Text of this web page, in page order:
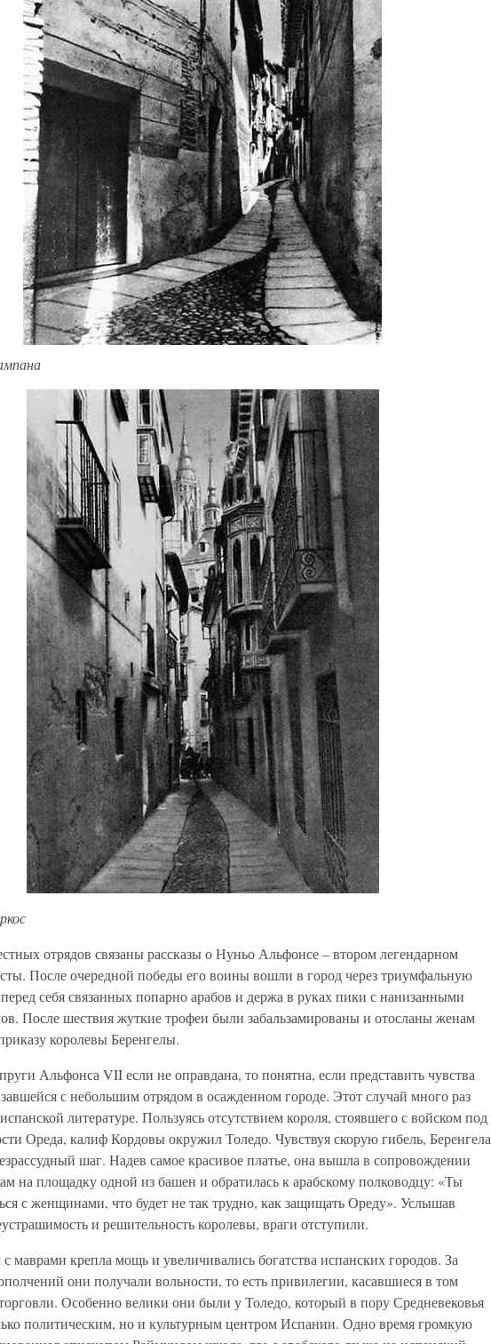
отрядов связаны рассказы о Нуньо Альфонсе – втором легендарном
После очередной победы его воины вошли в город через триумфальную
себя связанных попарно арабов и держа в руках пики с нанизанными
После шествия жуткие трофеи были забальзамированы и отосланы женам
королевы Беренгелы.
Альфонса VII если не оправдана, то понятна, если представить чувства
с небольшим отрядом в осажденном городе. Этот случай много раз
литературе. Пользуясь отсутствием короля, стоявшего с войском под
Ореда, калиф Кордовы окружил Толедо. Чувствуя скорую гибель, Беренгела
шаг. Надев самое красивое платье, она вышла в сопровождении
на площадку одной из башен и обратилась к арабскому полководцу: «Ты
с женщинами, что будет не так трудно, как защищать Ореду». Услышав
и решительность королевы, враги отступили.
маврами крепла мощь и увеличивались богатства испанских городов. За
они получали вольности, то есть привилегии, касавшиеся в том
Особенно велики они были у Толедо, который в пору Средневековья
политическим, но и культурным центром Испании. Одно время громкую